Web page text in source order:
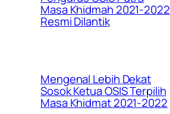
Masa Khidmah 2021-2022
Resmi Dilantik
Mengenal Lebih Dekat
Sosok Ketua OSIS Terpilih
Masa Khidmat 2021-2022